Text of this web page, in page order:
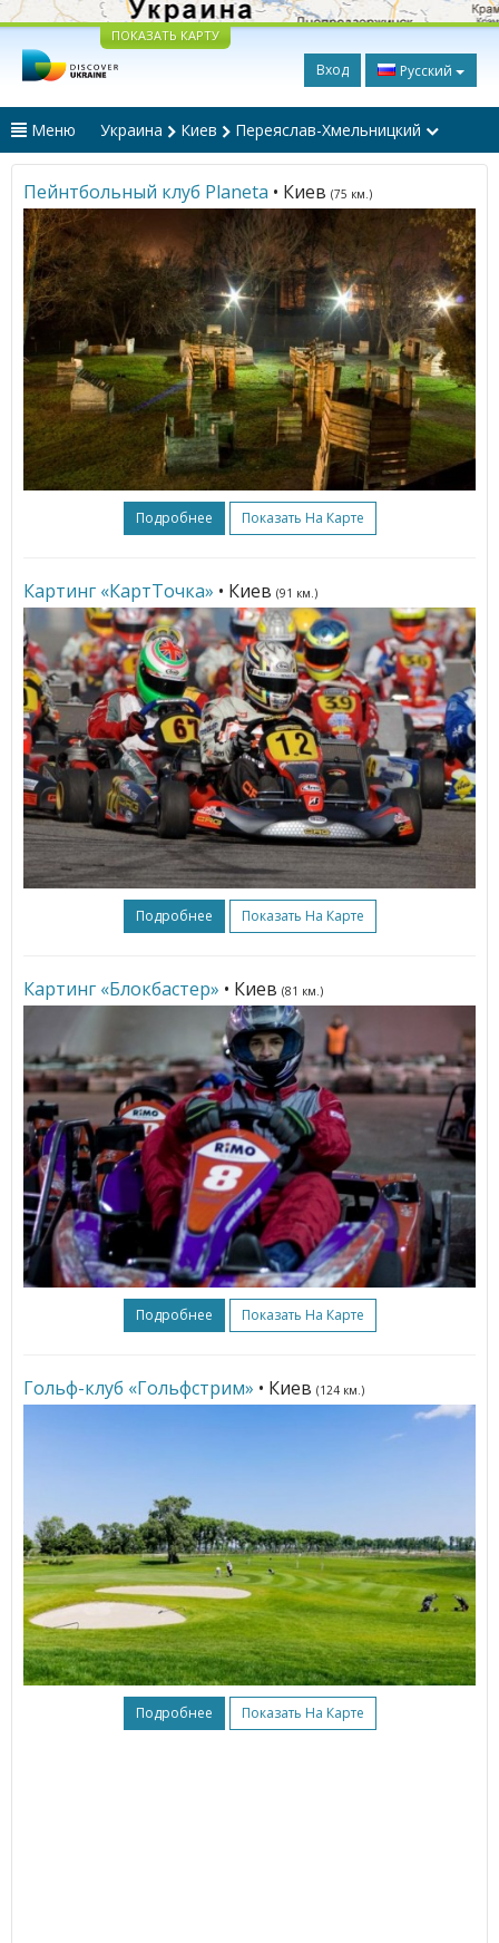
ПОКАЗАТЬ КАРТУ
Вход Русский
Меню Украина Киев Переяслав-Хмельницкий
Пейнтбольный клуб Planeta • Киев (75 км.)
Подробнее Показать На Карте
Картинг «КартТочка» • Киев (91 км.)
Подробнее Показать На Карте
Картинг «Блокбастер» • Киев (81 км.)
Подробнее Показать На Карте
Гольф-клуб «Гольфстрим» • Киев (124 км.)
Подробнее Показать На Карте